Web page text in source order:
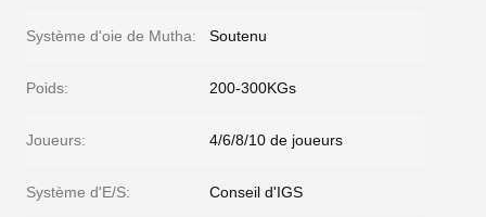
Système d'oie de Mutha: Soutenu
Poids: 200-300KGs
Joueurs: 4/6/8/10 de joueurs
Système d'E/S: Conseil d'IGS